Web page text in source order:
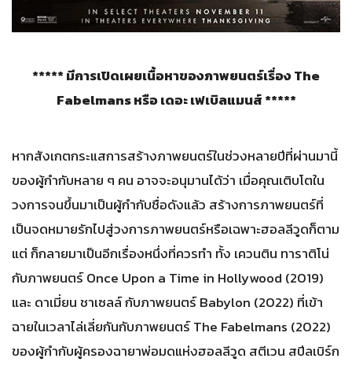
***** มีการเปิดเผยเนื้อหาของภาพยนตร์เรื่อง The
Fabelmans หรือ เดอะ เฟเบิลแมนส์ *****
หากสังเกตกระแสการสร้างภาพยนตร์ในช่วงหลายปีที่ผ่านมานี้
ของผู้กำกับหลาย ๆ คน อาจจะอนุมานได้ว่า เมื่อคุณเติบโตใน
วงการจนขึ้นมาเป็นผู้กำกับชื่อดังแล้ว สร้างการภาพยนตร์ที่
เป็นจดหมายรักไปสู่วงการภาพยนตร์หรือเฉพาะฮอลลีวูดก็ตาม
แต่ ก็กลายมาเป็นอีกเรื่องหนึ่งที่ควรทำ ทั้ง เควนติน ทาราติโน่
กับภาพยนตร์ Once Upon a Time in Hollywood (2019)
และ ดาเมี่ยน ชาเซลล์ กับภาพยนตร์ Babylon (2022) ที่เข้า
ฉายในเวลาไล่เลี่ยกันกับภาพยนตร์ The Fabelmans (2022)
ของผู้กำกับผู้ครองฉายาพ่อมดแห่งฮอลลีวูด สตีเวน สปีลเบิร์ก